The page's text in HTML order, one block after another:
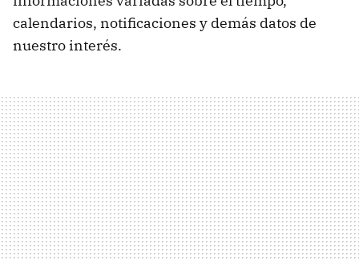
calendarios, notificaciones y demás datos de
nuestro interés.